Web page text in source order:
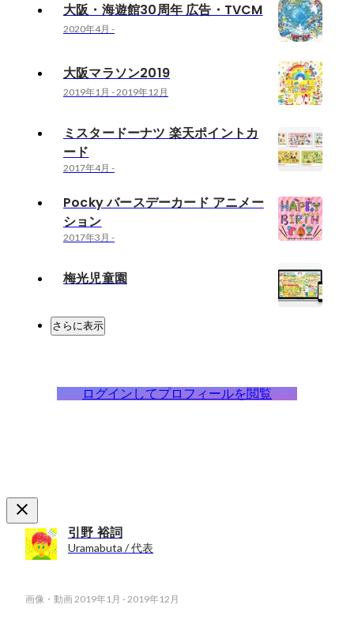
大阪・海遊館30周年 広告・TVCM
2020年4月 -
大阪マラソン2019
2019年1月 -2019年12月
ミスタードーナツ 楽天ポイントカ
ード
2017年4月 -
Pocky バースデーカード アニメー
ション
2017年3月 -
梅光児童園
さらに表示
ログインしてプロフィールを閲覧
引野 裕詞
Uramabuta / 代表
画像・動画2019年1月 -2019年12月